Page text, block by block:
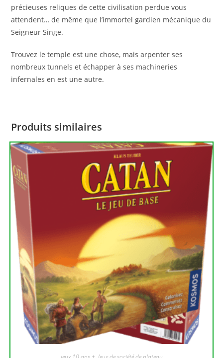
précieuses reliques de cette civilisation perdue vous
attendent… de même que l’immortel gardien mécanique du
Seigneur Singe.
Trouvez le temple est une chose, mais arpenter ses
nombreux tunnels et échapper à ses machineries
infernales en est une autre.
Produits similaires